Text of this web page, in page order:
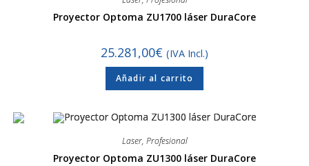
Proyector Optoma ZU1700 láser DuraCore
25.281,00€ (IVA Incl.)
Añadir al carrito
Laser, Profesional
Proyector Optoma ZU1300 láser DuraCore